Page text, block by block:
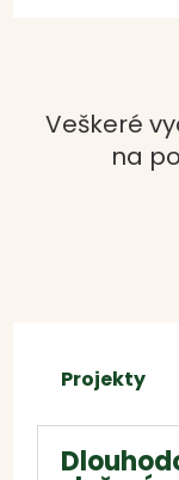
Veškeré
na
Projekty